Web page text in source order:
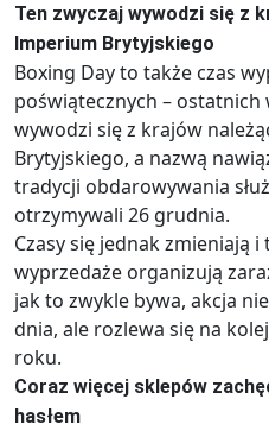
Ten zwyczaj wywodzi się z
Imperium Brytyjskiego
Boxing Day to także czas
poświątecznych – ostatnich
wywodzi się z krajów
Brytyjskiego, a nazwą
tradycji obdarowywania
otrzymywali 26 grudnia.
Czasy się jednak zmieniają
wyprzedaże organizują
jak to zwykle bywa, akcja
dnia, ale rozlewa się na
roku.
Coraz więcej sklepów
hasłem